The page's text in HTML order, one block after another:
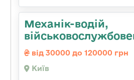
Механік-водій,
від 30000 до 120000 грн
Київ